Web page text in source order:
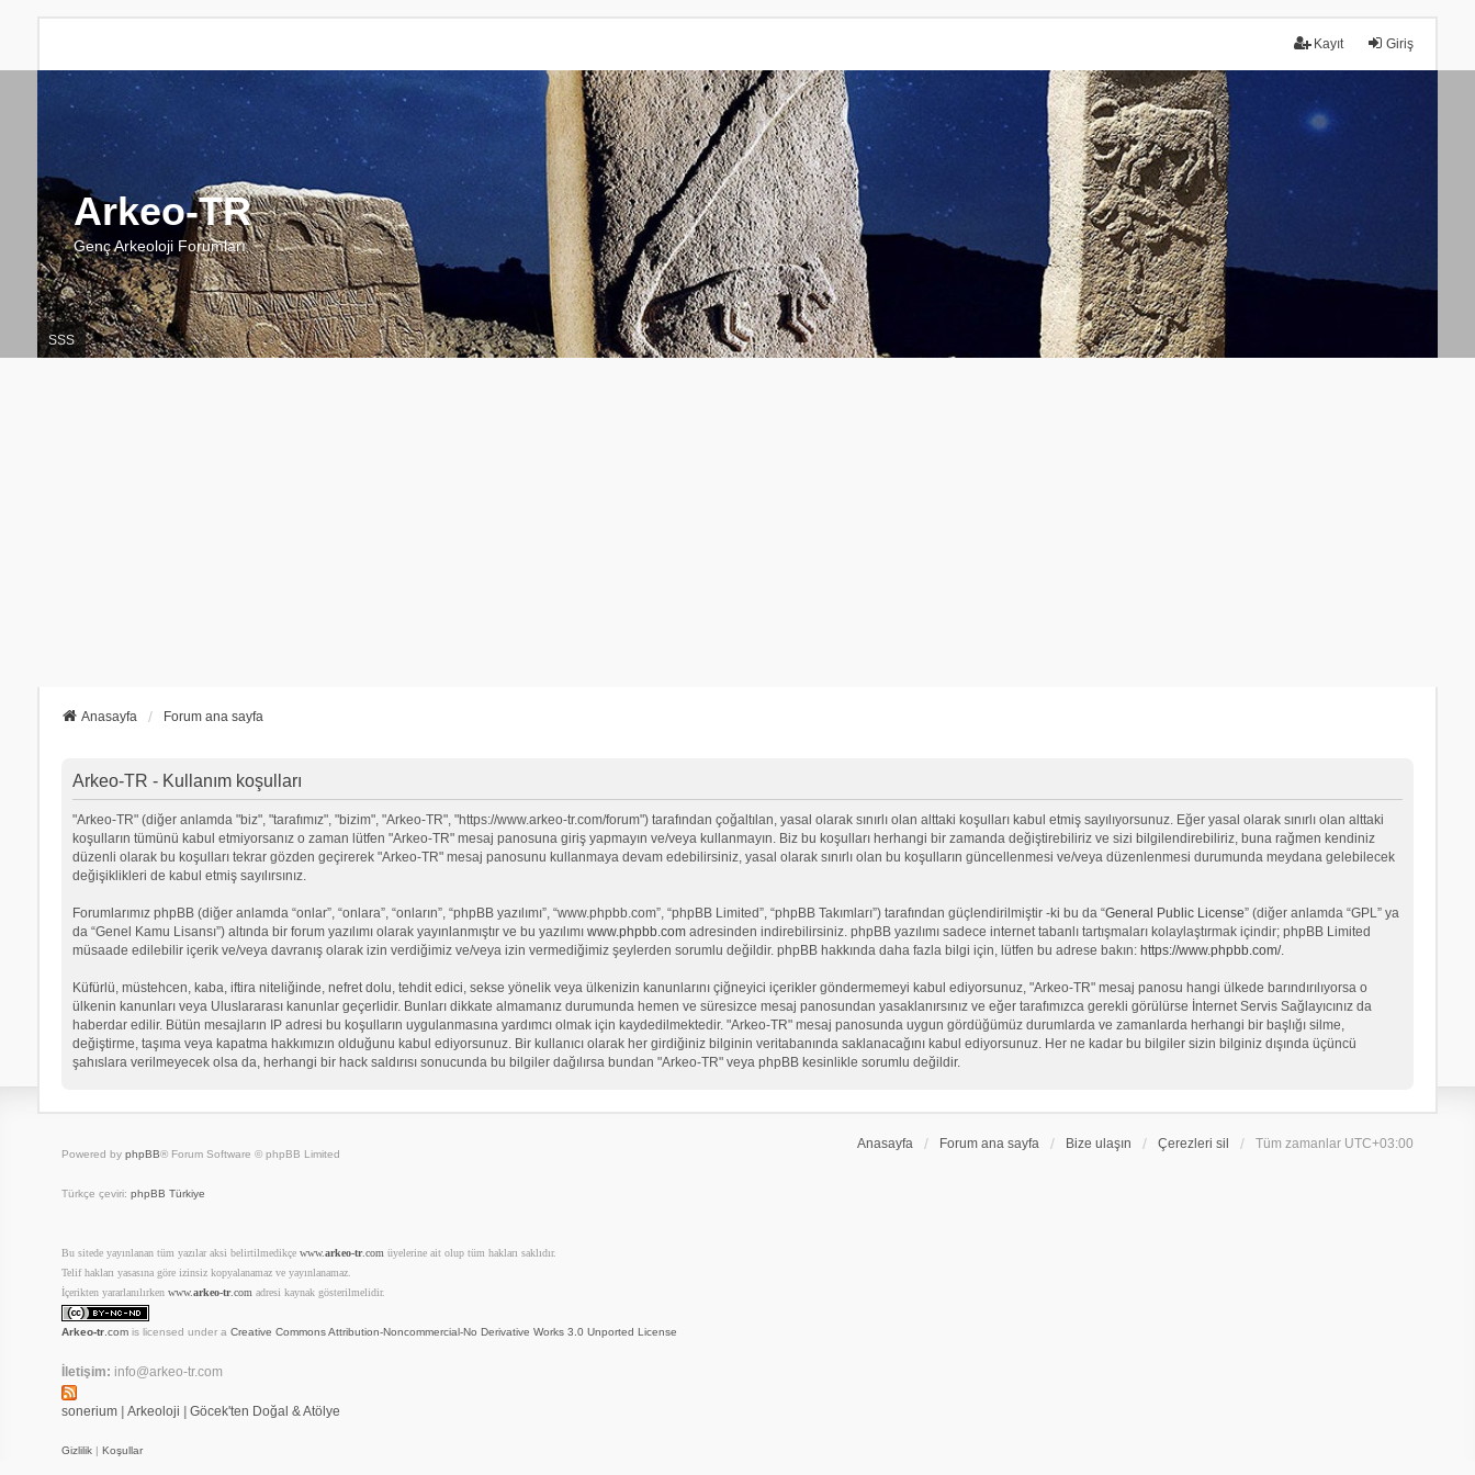
Giriş
Kayıt
Arkeo-TR
Genç Arkeoloji Forumları
SSS
Anasayfa Forum ana sayfa
Arkeo-TR - Kullanım koşulları
"Arkeo-TR" (diğer anlamda "biz", "tarafımız", "bizim", "Arkeo-TR", "https://www.arkeo-tr.com/forum") tarafından çoğaltılan, yasal olarak sınırlı olan alttaki koşulları kabul etmiş sayılıyorsunuz. Eğer yasal olarak sınırlı olan alttaki
koşulların tümünü kabul etmiyorsanız o zaman lütfen "Arkeo-TR" mesaj panosuna giriş yapmayın ve/veya kullanmayın. Biz bu koşulları herhangi bir zamanda değiştirebiliriz ve sizi bilgilendirebiliriz, buna rağmen kendiniz
düzenli olarak bu koşulları tekrar gözden geçirerek "Arkeo-TR" mesaj panosunu kullanmaya devam edebilirsiniz, yasal olarak sınırlı olan bu koşulların güncellenmesi ve/veya düzenlenmesi durumunda meydana gelebilecek
değişiklikleri de kabul etmiş sayılırsınız.
Forumlarımız phpBB (diğer anlamda “onlar”, “onlara”, “onların”, “phpBB yazılımı”, “www.phpbb.com”, “phpBB Limited”, “phpBB Takımları”) tarafından güçlendirilmiştir -ki bu da “General Public License” (diğer anlamda “GPL” ya
da “Genel Kamu Lisansı”) altında bir forum yazılımı olarak yayınlanmıştır ve bu yazılımı www.phpbb.comadresinden indirebilirsiniz. phpBB yazılımı sadece internet tabanlı tartışmaları kolaylaştırmak içindir; phpBB Limited
müsaade edilebilir içerik ve/veya davranış olarak izin verdiğimiz ve/veya izin vermediğimiz şeylerden sorumlu değildir. phpBB hakkında daha fazla bilgi için, lütfen bu adrese bakın: https://www.phpbb.com/.
Küfürlü, müstehcen, kaba, iftira niteliğinde, nefret dolu, tehdit edici, sekse yönelik veya ülkenizin kanunlarını çiğneyici içerikler göndermemeyi kabul ediyorsunuz, "Arkeo-TR" mesaj panosu hangi ülkede barındırılıyorsa o
ülkenin kanunları veya Uluslararası kanunlar geçerlidir. Bunları dikkate almamanız durumunda hemen ve süresizce mesaj panosundan yasaklanırsınız ve eğer tarafımızca gerekli görülürse İnternet Servis Sağlayıcınız da
haberdar edilir. Bütün mesajların IP adresi bu koşulların uygulanmasına yardımcı olmak için kaydedilmektedir. "Arkeo-TR" mesaj panosunda uygun gördüğümüz durumlarda ve zamanlarda herhangi bir başlığı silme,
değiştirme, taşıma veya kapatma hakkımızın olduğunu kabul ediyorsunuz. Bir kullanıcı olarak her girdiğiniz bilginin veritabanında saklanacağını kabul ediyorsunuz. Her ne kadar bu bilgiler sizin bilginiz dışında üçüncü
şahıslara verilmeyecek olsa da, herhangi bir hack saldırısı sonucunda bu bilgiler dağılırsa bundan "Arkeo-TR" veya phpBB kesinlikle sorumlu değildir.
Anasayfa Forum ana sayfa Bize ulaşın Çerezleri sil Tüm zamanlar UTC+03:00
Powered by phpBB® Forum Software © phpBB Limited
Türkçe çeviri: phpBB Türkiye
Bu sitede yayınlanan tüm yazılar aksi belirtilmedikçe www.arkeo-tr.com üyelerine ait olup tüm hakları saklıdır.
Telif hakları yasasına göre izinsiz kopyalanamaz ve yayınlanamaz.
İçerikten yararlanılırken www.arkeo-tr.com adresi kaynak gösterilmelidir.
Arkeo-tr.comis licensed under a Creative Commons Attribution-Noncommercial-No Derivative Works 3.0 Unported License
İletişim: info@arkeo-tr.com
sonerium Arkeoloji Göcek'ten Doğal & Atölye
Gizlilik| Koşullar